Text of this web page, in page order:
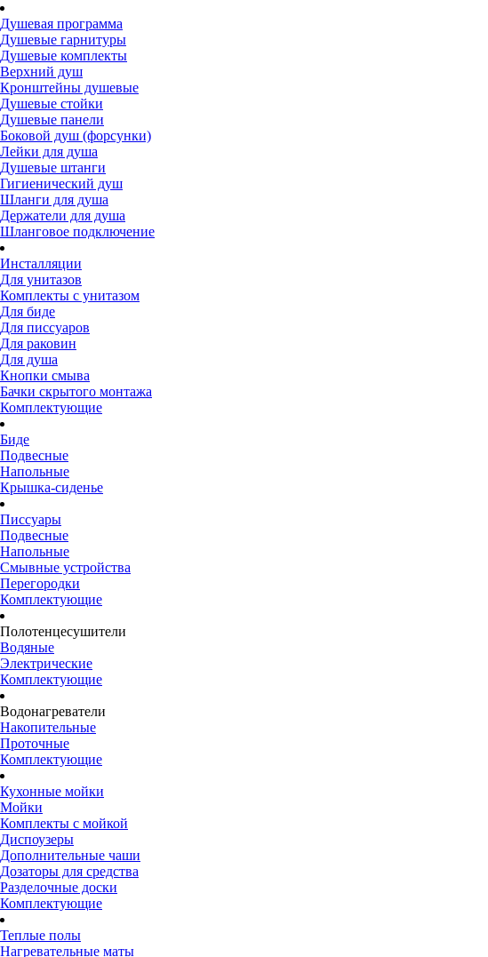
Душевая программа
Душевые гарнитуры
Душевые комплекты
Верхний душ
Кронштейны душевые
Душевые стойки
Душевые панели
Боковой душ (форсунки)
Лейки для душа
Душевые штанги
Гигиенический душ
Шланги для душа
Держатели для душа
Шланговое подключение
Инсталляции
Для унитазов
Комплекты с унитазом
Для биде
Для писсуаров
Для раковин
Для душа
Кнопки смыва
Бачки скрытого монтажа
Комплектующие
Биде
Подвесные
Напольные
Крышка-сиденье
Писсуары
Подвесные
Напольные
Смывные устройства
Перегородки
Комплектующие
Полотенцесушители
Водяные
Электрические
Комплектующие
Водонагреватели
Накопительные
Проточные
Комплектующие
Кухонные мойки
Мойки
Комплекты с мойкой
Диспоузеры
Дополнительные чаши
Дозаторы для средства
Разделочные доски
Комплектующие
Теплые полы
Нагревательные маты